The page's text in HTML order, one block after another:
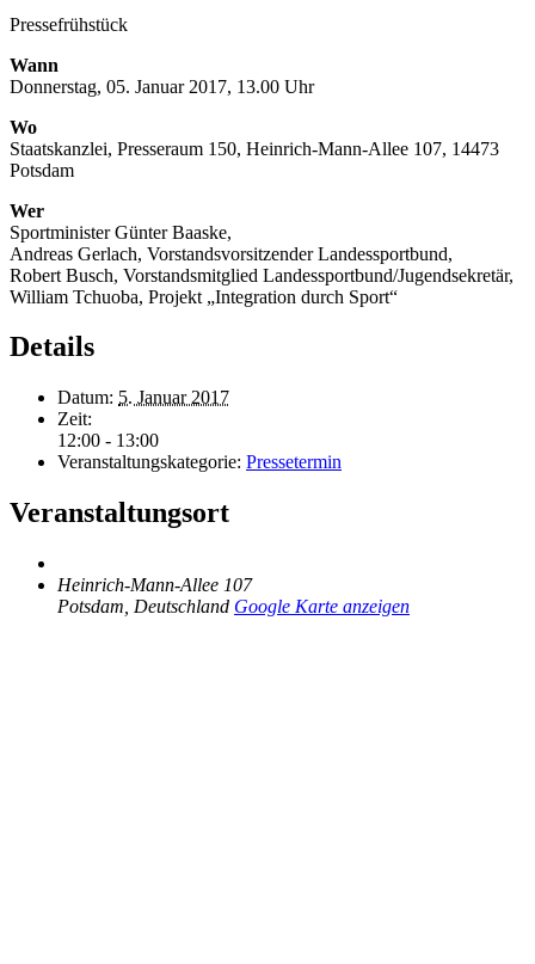
Pressefrühstück
Wann
Donnerstag, 05. Januar 2017, 13.00 Uhr
Wo
Staatskanzlei, Presseraum 150, Heinrich-Mann-Allee 107, 14473
Potsdam
Wer
Sportminister Günter Baaske,
Andreas Gerlach, Vorstandsvorsitzender Landessportbund,
Robert Busch, Vorstandsmitglied Landessportbund/Jugendsekretär,
William Tchuoba, Projekt „Integration durch Sport“
Details
Datum: 5. Januar 2017
Zeit:
12:00 - 13:00
Veranstaltungskategorie: Pressetermin
Veranstaltungsort
Heinrich-Mann-Allee 107
Potsdam Deutschland Google Karte anzeigen